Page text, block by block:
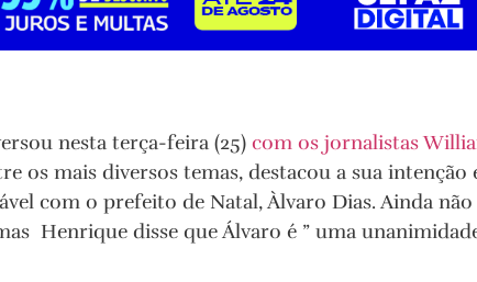
nesta terça-feira (25) com os jornalistas
os mais diversos temas, destacou a sua intenção
com o prefeito de Natal, Àlvaro Dias. Ainda não
Henrique disse que Álvaro é ” uma